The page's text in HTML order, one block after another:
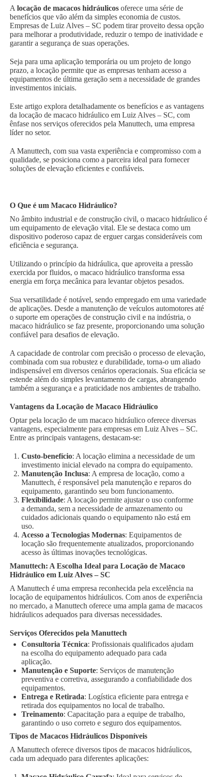
A locação de macacos hidráulicos oferece uma série de
benefícios que vão além da simples economia de custos.
Empresas de Luiz Alves – SC podem tirar proveito dessa opção
para melhorar a produtividade, reduzir o tempo de inatividade e
garantir a segurança de suas operações.
Seja para uma aplicação temporária ou um projeto de longo
prazo, a locação permite que as empresas tenham acesso a
equipamentos de última geração sem a necessidade de grandes
investimentos iniciais.
Este artigo explora detalhadamente os benefícios e as vantagens
da locação de macaco hidráulico em Luiz Alves – SC, com
ênfase nos serviços oferecidos pela Manuttech, uma empresa
líder no setor.
A Manuttech, com sua vasta experiência e compromisso com a
qualidade, se posiciona como a parceira ideal para fornecer
soluções de elevação eficientes e confiáveis.
O Que é um Macaco Hidráulico?
No âmbito industrial e de construção civil, o macaco hidráulico é
um equipamento de elevação vital. Ele se destaca como um
dispositivo poderoso capaz de erguer cargas consideráveis com
eficiência e segurança.
Utilizando o princípio da hidráulica, que aproveita a pressão
exercida por fluidos, o macaco hidráulico transforma essa
energia em força mecânica para levantar objetos pesados.
Sua versatilidade é notável, sendo empregado em uma variedade
de aplicações. Desde a manutenção de veículos automotores até
o suporte em operações de construção civil e na indústria, o
macaco hidráulico se faz presente, proporcionando uma solução
confiável para desafios de elevação.
A capacidade de controlar com precisão o processo de elevação,
combinada com sua robustez e durabilidade, torna-o um aliado
indispensável em diversos cenários operacionais. Sua eficácia se
estende além do simples levantamento de cargas, abrangendo
também a segurança e a praticidade nos ambientes de trabalho.
Vantagens da Locação de Macaco Hidráulico
Optar pela locação de um macaco hidráulico oferece diversas
vantagens, especialmente para empresas em Luiz Alves – SC.
Entre as principais vantagens, destacam-se:
Custo-benefício: A locação elimina a necessidade de um
investimento inicial elevado na compra do equipamento.
Manutenção Inclusa: A empresa de locação, como a
Manuttech, é responsável pela manutenção e reparos do
equipamento, garantindo seu bom funcionamento.
Flexibilidade: A locação permite ajustar o uso conforme
a demanda, sem a necessidade de armazenamento ou
cuidados adicionais quando o equipamento não está em
uso.
Acesso a Tecnologias Modernas: Equipamentos de
locação são frequentemente atualizados, proporcionando
acesso às últimas inovações tecnológicas.
Manuttech: A Escolha Ideal para Locação de Macaco
Hidráulico em Luiz Alves – SC
A Manuttech é uma empresa reconhecida pela excelência na
locação de equipamentos hidráulicos. Com anos de experiência
no mercado, a Manuttech oferece uma ampla gama de macacos
hidráulicos adequados para diversas necessidades.
Serviços Oferecidos pela Manuttech
Consultoria Técnica: Profissionais qualificados ajudam
na escolha do equipamento adequado para cada
aplicação.
Manutenção e Suporte: Serviços de manutenção
preventiva e corretiva, assegurando a confiabilidade dos
equipamentos.
Entrega e Retirada: Logística eficiente para entrega e
retirada dos equipamentos no local de trabalho.
Treinamento: Capacitação para a equipe de trabalho,
garantindo o uso correto e seguro dos equipamentos.
Tipos de Macacos Hidráulicos Disponíveis
A Manuttech oferece diversos tipos de macacos hidráulicos,
cada um adequado para diferentes aplicações: